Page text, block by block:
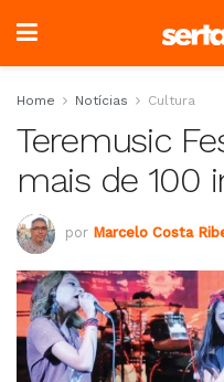
Home Notícias Cultura
Teremusic
mais de 100
por Marcelo Costa